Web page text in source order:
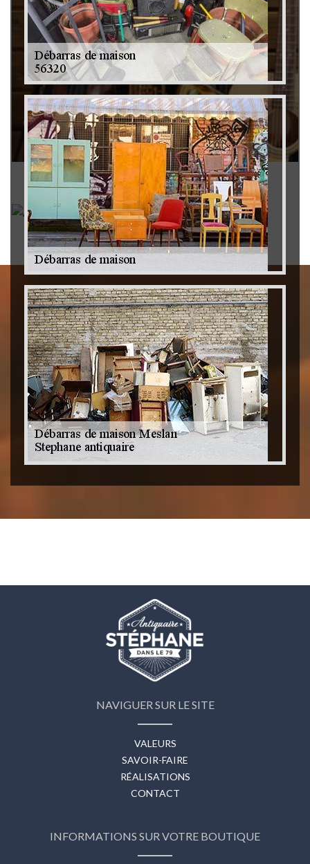
Rachat instrument de musique 79
Achat antiquité 79
NAVIGUER SUR LE SITE
VALEURS
SAVOIR-FAIRE
RÉALISATIONS
CONTACT
INFORMATIONS SUR VOTRE BOUTIQUE